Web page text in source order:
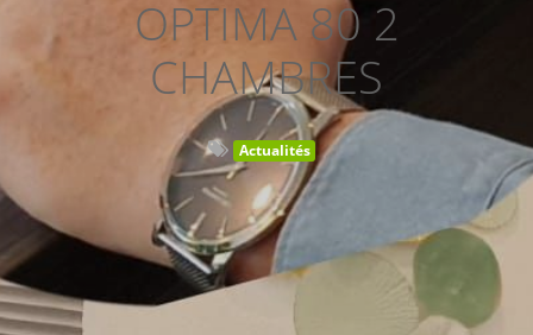
OPTIMA 80 2
CHAMBRES
Actualités